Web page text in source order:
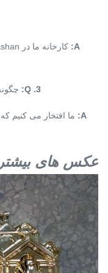
A: کارخانه ما در Jiashan شهر، Zhejing واقع شده است.
3. Q:
A:
ما افتخار می کنیم
عکس های